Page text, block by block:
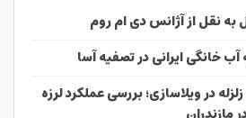
به نقل از آژانس دی ام روم
خانگی ایرانی در تصفیه آسا
در ویلاسازی؛ بررسی عملکرد لرزه